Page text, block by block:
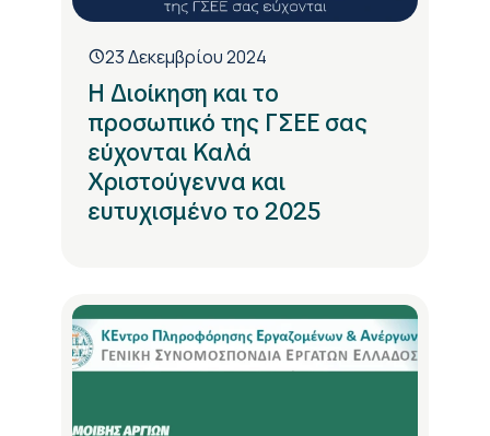
23 Δεκεμβρίου 2024
Η Διοίκηση και το
προσωπικό της ΓΣΕΕ σας
εύχονται Καλά
Χριστούγεννα και
ευτυχισμένο το 2025